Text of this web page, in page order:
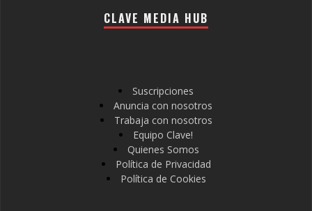
CLAVE MEDIA HUB
Suscripciones
Anuncia con nosotros
Trabaja con nosotros
Equipo Clave!
Quienes Somos
Política de Privacidad
Política de Cookies